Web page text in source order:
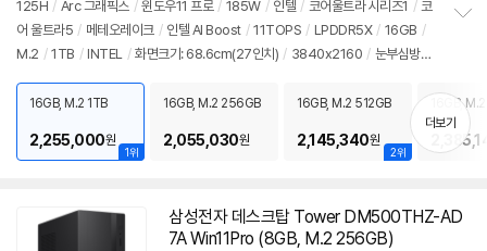
125H / Arc 그래픽스 / 윈도우11 프로 / 185W / 인텔 / 코어울트라 시리즈1 / 코
어 울트라5 / 메테오레이크 / 인텔 AI Boost / 11TOPS / LPDDR5X / 16GB /
M.2 / 1TB / INTEL / 화면크기: 68.6cm(27인치) / 3840x2160 / 눈부심방
3.x 5Gbps / 썬더볼트4 웹캠 / 마이크 내장 / 일체형 / 6.9kg / 출시가: 1,
치
기
1위
16GB, M.2 1TB
2,255,000원
16GB, M.2 256GB
2,055,030원
2위
16GB, M.2 512GB
2,145,340원
16GB,
더보기
삼성전자 데스크탑 Tower DM500THZ-AD
7A Win11Pro (8GB, M.2 256GB)